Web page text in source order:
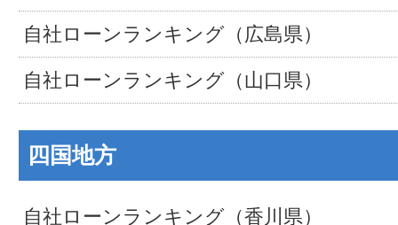
自社ローンランキング（広島県）
自社ローンランキング（山口県）
四国地方
自社ローンランキング（香川県）